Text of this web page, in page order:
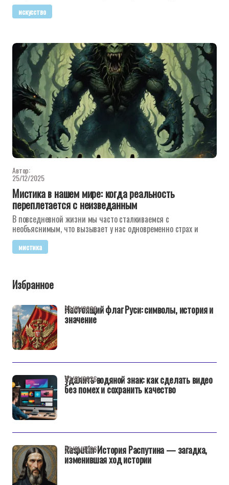
искусство
Автор:
25/12/2025
Мистика в нашем мире: когда реальность
переплетается с неизведанным
В повседневной жизни мы часто сталкиваемся с
необъяснимым, что вызывает у нас одновременно страх и
мистика
Избранное
Настоящий флаг Руси: символы, история и
значение
22/01/2026
Удалить водяной знак: как сделать видео
без помех и сохранить качество
22/01/2026
Rasputin: История Распутина — загадка,
изменившая ход истории
22/01/2026